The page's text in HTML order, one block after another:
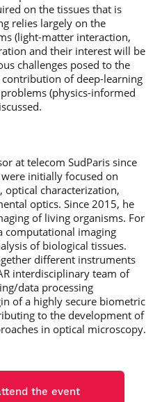
Corps des Mines
Parcours Talents : un
Double Diplôme
donnant accès aux
Corps techniques de
l’État
Je suis élève en
situation de
handicap, comment
faire ?
Vous êtes admis,
préparez votre
arrivée
Spécialisé
Brochures &
contacts
Événements des
formations de
Mastère Spécialisé
professionnel
on the tissues that is
relies largely on the
(light-matter interaction,
and their interest will be
challenges posed to the
of deep-learning
(physics-informed
at telecom SudParis since
initially focused on
optical characterization,
optics. Since 2015, he
of living organisms. For
computational imaging
of biological tissues.
different instruments
interdisciplinary team of
data processing
of a highly secure biometric
to the development of
in optical microscopy.
the event